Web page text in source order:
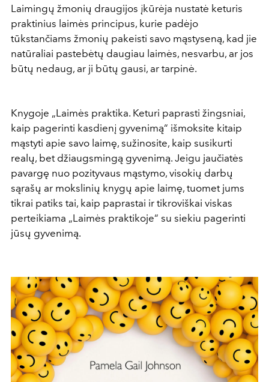
Laimingų žmonių draugijos įkūrėja nustatė keturis
praktinius laimės principus, kurie padėjo
tūkstančiams žmonių pakeisti savo mąstyseną, kad jie
natūraliai pastebėtų daugiau laimės, nesvarbu, ar jos
būtų nedaug, ar ji būtų gausi, ar tarpinė.
Knygoje „Laimės praktika. Keturi paprasti žingsniai,
kaip pagerinti kasdienį gyvenimą“ išmoksite kitaip
mąstyti apie savo laimę, sužinosite, kaip susikurti
realų, bet džiaugsmingą gyvenimą. Jeigu jaučiatės
pavargę nuo pozityvaus mąstymo, visokių darbų
sąrašų ar mokslinių knygų apie laimę, tuomet jums
tikrai patiks tai, kaip paprastai ir tikroviškai viskas
perteikiama „Laimės praktikoje“ su siekiu pagerinti
jūsų gyvenimą.